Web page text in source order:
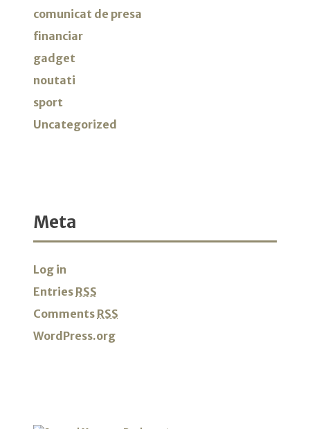
comunicat de presa
financiar
gadget
noutati
sport
Uncategorized
Meta
Log in
Entries RSS
Comments RSS
WordPress.org